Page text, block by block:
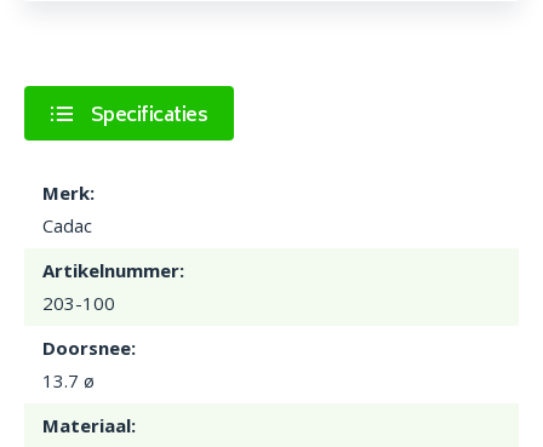
Specificaties
Merk:
Cadac
Artikelnummer:
203-100
Doorsnee:
13.7 ø
Materiaal: